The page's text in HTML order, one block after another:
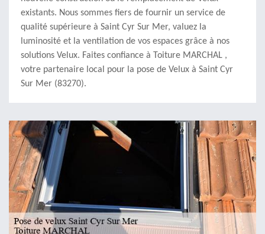
existants. Nous sommes fiers de fournir un service de
qualité supérieure à Saint Cyr Sur Mer, valuez la
luminosité et la ventilation de vos espaces grâce à nos
solutions Velux. Faites confiance à Toiture MARCHAL ,
votre partenaire local pour la pose de Velux à Saint Cyr
Sur Mer (83270).